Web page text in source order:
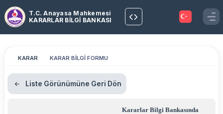
T.C. Anayasa Mahkemesi
KARARLAR BİLGİ BANKASI
KARAR KARAR BİLGİ FORMU
Liste Görünümüne Geri Dön
Kararlar Bilgi Bankasında